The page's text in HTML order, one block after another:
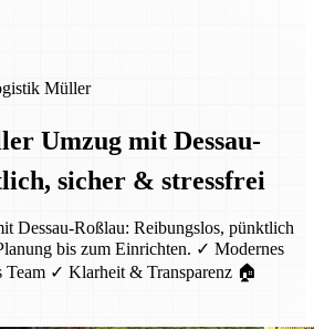
Müller
Umzug mit Dessau-
sicher & stressfrei
Dessau-Roßlau: Reibungslos, pünktlich
bis zum Einrichten. ✓ Modernes
Team ✓ Klarheit & Transparenz 🏠